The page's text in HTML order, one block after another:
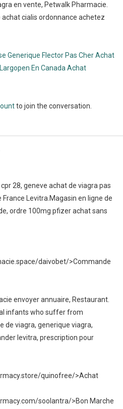
en vente, Petwalk Pharmacie.
achat cialis ordonnance achetez
Generique Flector Pas CherAchat
En Canada Achat
to join the conversation.
28, geneve achat de viagra pas
Levitra.Magasin en ligne de
ordre 100mg pfizer achat sans
daivobet/>Commande
envoyer annuaire, Restaurant.
infants who suffer from
de viagra, generique viagra,
levitra, prescription pour
quinofree/>Achat
soolantra/>Bon Marche